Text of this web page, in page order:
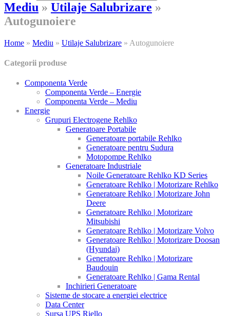
Mediu » Utilaje Salubrizare »
Autogunoiere
Home » Mediu » Utilaje Salubrizare » Autogunoiere
Categorii produse
Componenta Verde
Componenta Verde – Energie
Componenta Verde – Mediu
Energie
Grupuri Electrogene Rehlko
Generatoare Portabile
Generatoare portabile Rehlko
Generatoare pentru Sudura
Motopompe Rehlko
Generatoare Industriale
Noile Generatoare Rehlko KD Series
Generatoare Rehlko | Motorizare Rehlko
Generatoare Rehlko | Motorizare John
Deere
Generatoare Rehlko | Motorizare
Mitsubishi
Generatoare Rehlko | Motorizare Volvo
Generatoare Rehlko | Motorizare Doosan
(Hyundai)
Generatoare Rehlko | Motorizare
Baudouin
Generatoare Rehlko | Gama Rental
Inchirieri Generatoare
Sisteme de stocare a energiei electrice
Data Center
Sursa UPS Riello